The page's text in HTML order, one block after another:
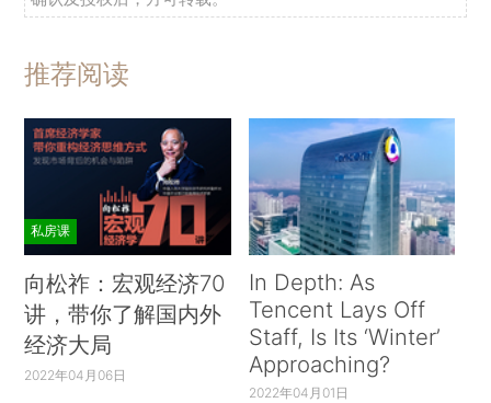
推荐阅读
私房课
向松祚：宏观经济70
讲，带你了解国内外
经济大局
2022年04月06日
In Depth: As
Tencent Lays Off
Staff, Is Its ‘Winter’
Approaching?
2022年04月01日